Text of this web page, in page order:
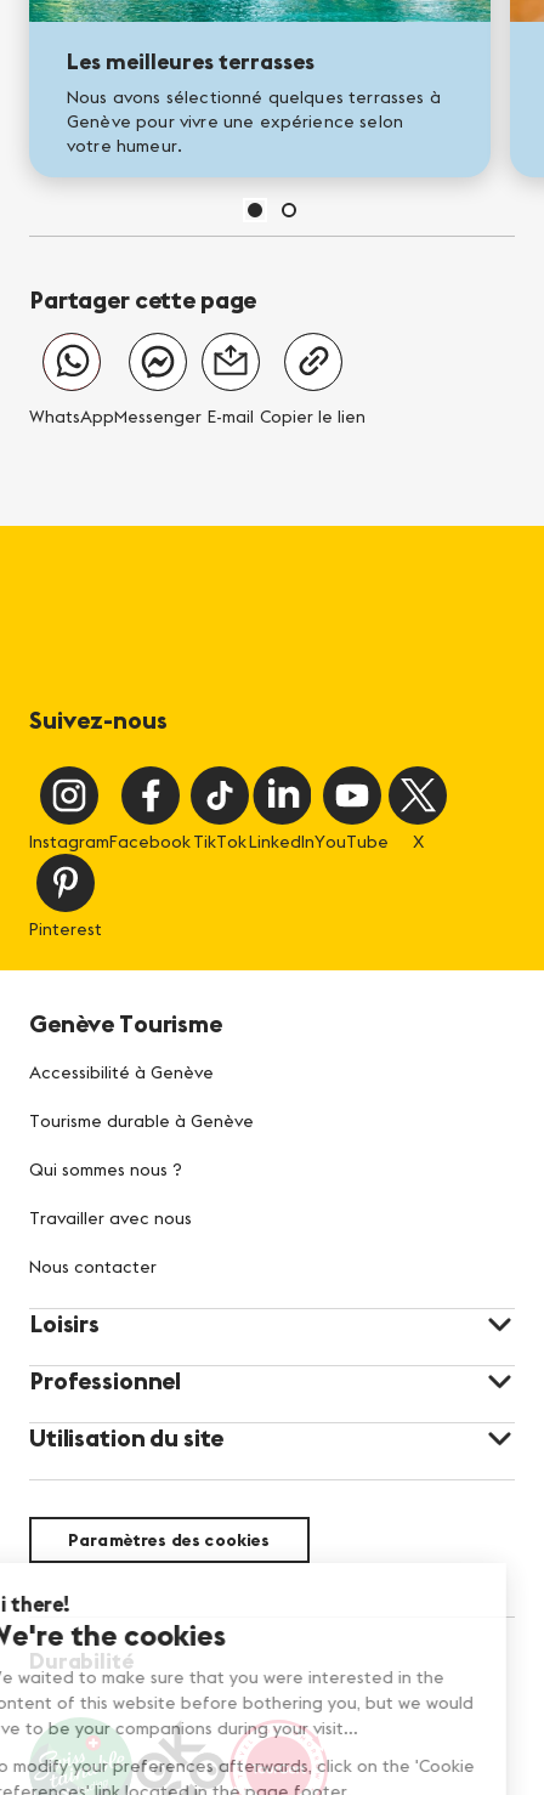
Les meilleures terrasses
Nous avons sélectionné quelques terrasses à
Genève pour vivre une expérience selon
votre humeur.
Partager cette page
WhatsAppMessenger E-mail Copier le lien
Suivez-nous
InstagramFacebookTikTokLinkedInYouTube X
Pinterest
Genève Tourisme
Accessibilité à Genève
Tourisme durable à Genève
Qui sommes nous ?
Travailler avec nous
Nous contacter
Loisirs
Professionnel
Utilisation du site
Paramètres des cookies
Durabilité